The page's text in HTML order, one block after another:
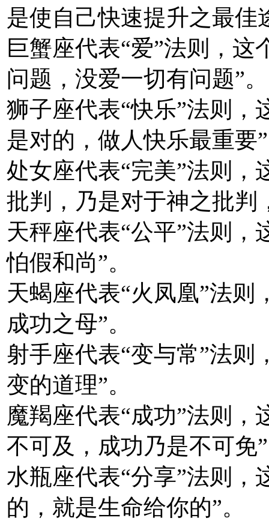
是使自己快速提升之最佳
巨蟹座代表“爱”法则，
问题，没爱一切有问题”
狮子座代表“快乐”法则，
是对的，做人快乐最重要
处女座代表“完美”法则，
批判，乃是对于神之批
天秤座代表“公平”法则，
怕假和尚”。
天蝎座代表“火凤凰”法则
成功之母”。
射手座代表“变与常”法则
变的道理”。
魔羯座代表“成功”法则，
不可及，成功乃是不可免
水瓶座代表“分享”法则，
的，就是生命给你的”。